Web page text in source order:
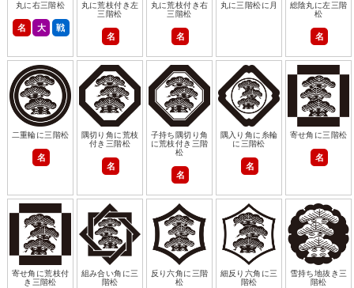
丸に右三階松
名 大 戦
丸に荒枝付き左
三階松
名
丸に荒枝付き右
三階松
名
丸に三階松に月
総陰丸に左三階
松
名
二重輪に三階松
名
隅切り角に荒枝
付き三階松
名
子持ち隅切り角
に荒枝付き三階
松
名
隅入り角に糸輪
に三階松
名
寄せ角に三階松
名
寄せ角に荒枝付
き三階松
組み合い角に三
階松
反り六角に三階
松
細反り六角に三
階松
雪持ち地抜き三
階松